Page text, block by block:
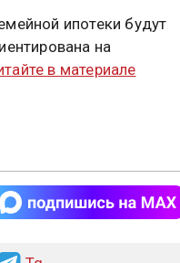
ипотеки будут
на
в материале